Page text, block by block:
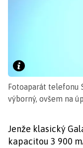
Fotoaparát telefonu
výborný, ovšem na
Jenže klasický
kapacitou 3 900